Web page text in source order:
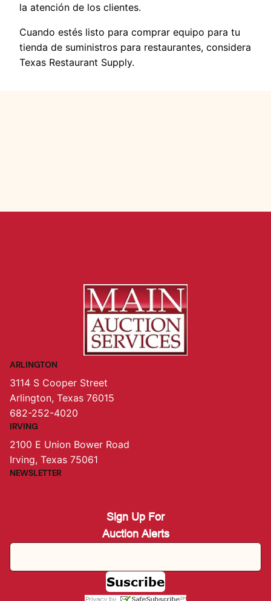
la atención de los clientes.
Cuando estés listo para comprar equipo para tu
tienda de suministros para restaurantes, considera
Texas Restaurant Supply.
ARLINGTON
3114 S Cooper Street
Arlington, Texas 76015
682-252-4020
IRVING
2100 E Union Bower Road
Irving, Texas 75061
NEWSLETTER
Sign Up For
Auction Alerts